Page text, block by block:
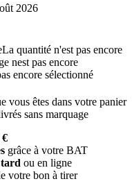
2026
La quantité n'est pas encore
nest pas encore
encore sélectionné
vous êtes dans votre panier
sans marquage
grâce à votre BAT
tard ou en ligne
votre bon à tirer